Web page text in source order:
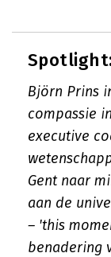
Spotlight:
Björn Prins
compassie
executive
Gent naar
aan de
– 'this
benadering